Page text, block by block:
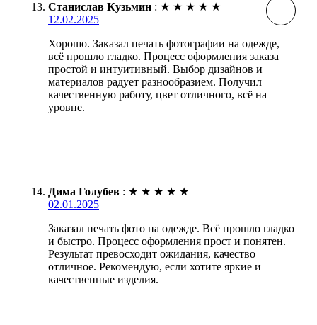
Станислав Кузьмин : ★ ★ ★ ★ ★
12.02.2025
Хорошо. Заказал печать фотографии на одежде,
всё прошло гладко. Процесс оформления заказа
простой и интуитивный. Выбор дизайнов и
материалов радует разнообразием. Получил
качественную работу, цвет отличного, всё на
уровне.
Дима Голубев : ★ ★ ★ ★ ★
02.01.2025
Заказал печать фото на одежде. Всё прошло гладко
и быстро. Процесс оформления прост и понятен.
Результат превосходит ожидания, качество
отличное. Рекомендую, если хотите яркие и
качественные изделия.